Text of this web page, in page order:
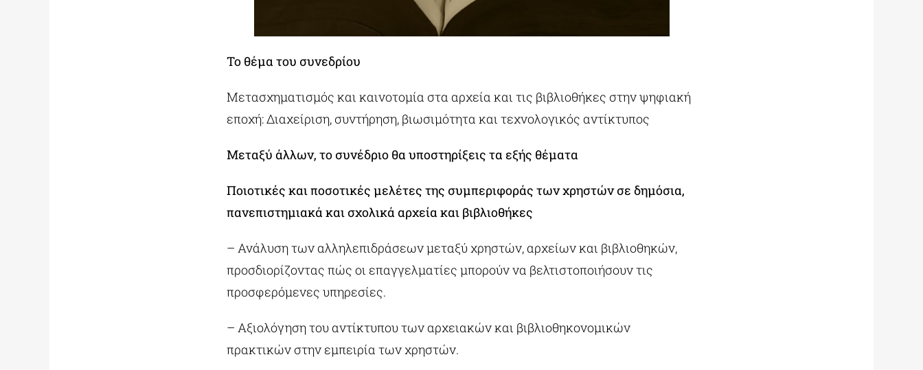
Το θέμα του συνεδρίου
Μετασχηματισμός και καινοτομία στα αρχεία και τις βιβλιοθήκες στην ψηφιακή
εποχή: Διαχείριση, συντήρηση, βιωσιμότητα και τεχνολογικός αντίκτυπος
Μεταξύ άλλων, το συνέδριο θα υποστηρίξεις τα εξής θέματα
Ποιοτικές και ποσοτικές μελέτες της συμπεριφοράς των χρηστών σε δημόσια,
πανεπιστημιακά και σχολικά αρχεία και βιβλιοθήκες
– Ανάλυση των αλληλεπιδράσεων μεταξύ χρηστών, αρχείων και βιβλιοθηκών,
προσδιορίζοντας πώς οι επαγγελματίες μπορούν να βελτιστοποιήσουν τις
προσφερόμενες υπηρεσίες.
– Αξιολόγηση του αντίκτυπου των αρχειακών και βιβλιοθηκονομικών
πρακτικών στην εμπειρία των χρηστών.